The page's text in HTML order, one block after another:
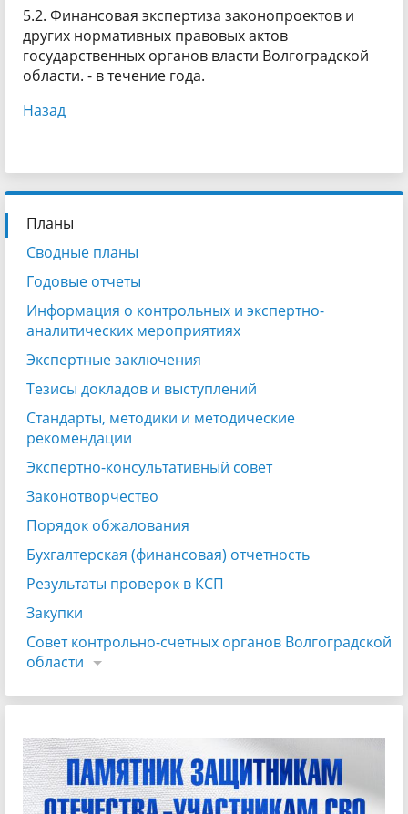
5.2. Финансовая экспертиза законопроектов и
других нормативных правовых актов
государственных органов власти Волгоградской
области. - в течение года.
Назад
Планы
Сводные планы
Годовые отчеты
Информация о контрольных и экспертно-
аналитических мероприятиях
Экспертные заключения
Тезисы докладов и выступлений
Стандарты, методики и методические
рекомендации
Экспертно-консультативный совет
Законотворчество
Порядок обжалования
Бухгалтерская (финансовая) отчетность
Результаты проверок в КСП
Закупки
Совет контрольно-счетных органов Волгоградской
области